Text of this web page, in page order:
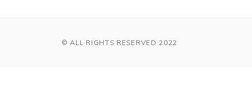
© ALL RIGHTS RESERVED 2022